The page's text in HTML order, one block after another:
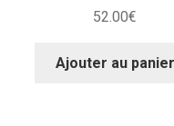
52.00€
Ajouter au panier